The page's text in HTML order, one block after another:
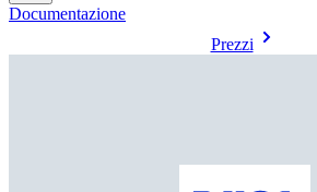
Documentazione
Prezzi